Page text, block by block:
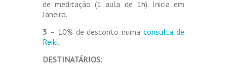
de meditação (1 aula de 1h). Inicia em
Janeiro.
3 – 10% de desconto numaconsulta de
Reiki.
DESTINATÁRIOS: